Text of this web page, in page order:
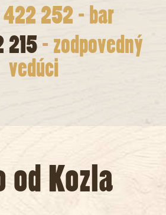
252 - bar
215 - zodpovedný
vedúci
od Kozla